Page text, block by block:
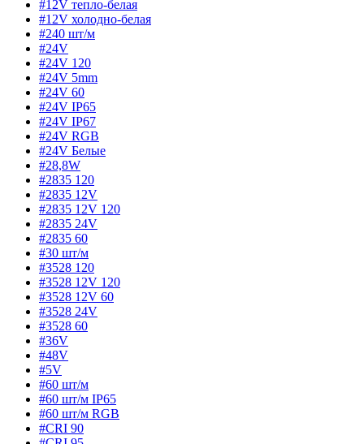
#12V тепло-белая
#12V холодно-белая
#240 шт/м
#24V
#24V 120
#24V 5mm
#24V 60
#24V IP65
#24V IP67
#24V RGB
#24V Белые
#28,8W
#2835 120
#2835 12V
#2835 12V 120
#2835 24V
#2835 60
#30 шт/м
#3528 120
#3528 12V 120
#3528 12V 60
#3528 24V
#3528 60
#36V
#48V
#5V
#60 шт/м
#60 шт/м IP65
#60 шт/м RGB
#CRI 90